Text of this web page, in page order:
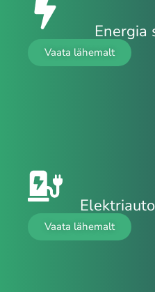
Energia
Vaata lähemalt
Vaata lähemalt